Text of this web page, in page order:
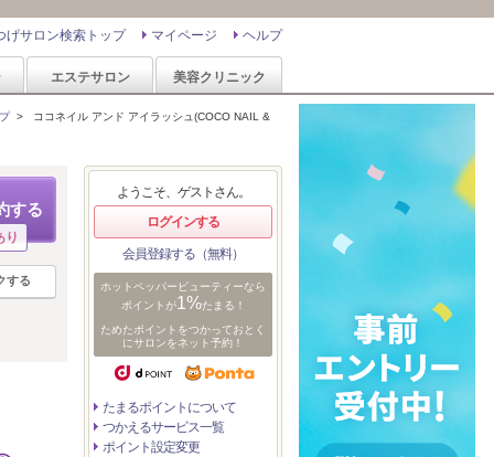
ヘルプ
マイページ
げサロン検索トップ
エステサロン 美容クリニック
> ココネイル アンド アイラッシュ(COCO NAIL &
する
り
する
ようこそ、ゲストさん。
ログインする
会員登録する（無料）
ホットペッパービューティーなら
ポイントが1%たまる！
ためたポイントをつかっておとく
にサロンをネット予約！
たまるポイントについて
つかえるサービス一覧
ポイント設定変更